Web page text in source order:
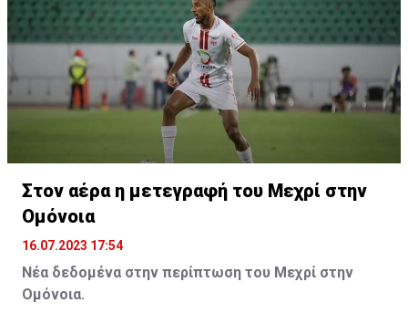
Στον αέρα η μετεγραφή του Μεχρί στην
Ομόνοια
16.07.2023 17:54
Νέα δεδομένα στην περίπτωση του Μεχρί στην
Ομόνοια.